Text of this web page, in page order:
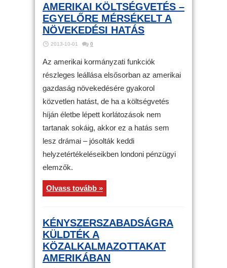
AMERIKAI KÖLTSÉGVETÉS –
EGYELŐRE MÉRSÉKELT A
NÖVEKEDÉSI HATÁS
2013-10-01 0
Az amerikai kormányzati funkciók
részleges leállása elsősorban az amerikai
gazdaság növekedésére gyakorol
közvetlen hatást, de ha a költségvetés
híján életbe lépett korlátozások nem
tartanak sokáig, akkor ez a hatás sem
lesz drámai – jósolták keddi
helyzetértékeléseikben londoni pénzügyi
elemzők.
Olvass tovább »
KÉNYSZERSZABADSÁGRA
KÜLDTÉK A
KÖZALKALMAZOTTAKAT
AMERIKÁBAN